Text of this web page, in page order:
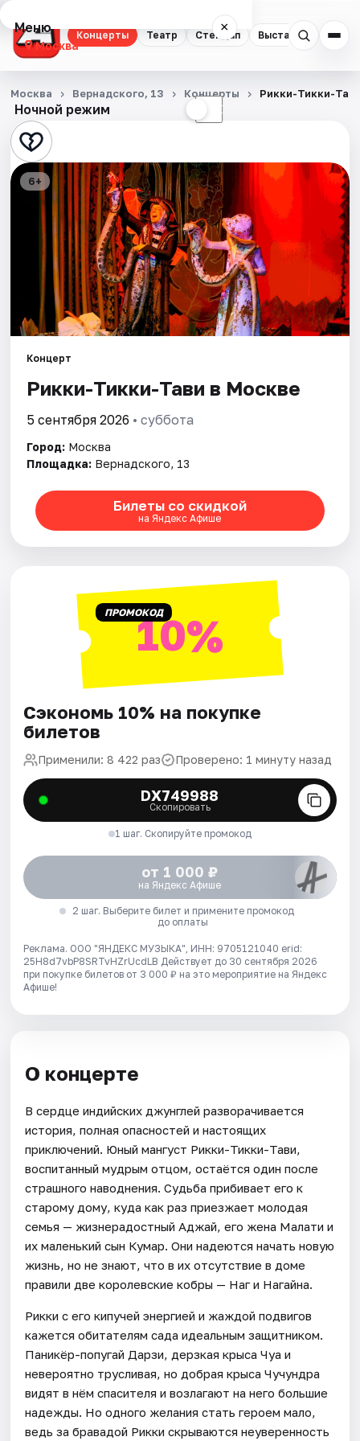
Концерты Театр Стендап Выставки
Меню ×
Москва
Концерты
Театр
Стендап
Выставки
Квесты
Экскурсии
Спорт
Артисты
Рейтинги
Ночной режим ☾
Москва Вернадского, 13 Концерты Рикки-Тикки-
6+
Концерт
Рикки-Тикки-Тави в Москве
5 сентября 2026 • суббота
Город: Москва
Площадка: Вернадского, 13
Билеты со скидкой
на Яндекс Афише
ПРОМОКОД10%
Сэкономь 10% на покупке
билетов
Применили: 8 422 раз Проверено: 1 минуту назад
DX749988
Скопировать
1 шаг. Скопируйте промокод
от 1 000 ₽
на Яндекс Афише
2 шаг. Выберите билет и примените промокод
до оплаты
Реклама. ООО "ЯНДЕКС МУЗЫКА", ИНН: 9705121040 erid:
25H8d7vbP8SRTvHZrUcdLB Действует до 30 сентября 2026
при покупке билетов от 3 000 ₽ на это мероприятие на Яндекс
Афише!
О концерте
В сердце индийских джунглей разворачивается
история, полная опасностей и настоящих
приключений. Юный мангуст Рикки-Тикки-Тави,
воспитанный мудрым отцом, остаётся один после
страшного наводнения. Судьба прибивает его к
старому дому, куда как раз приезжает молодая
семья — жизнерадостный Аджай, его жена Малати и
их маленький сын Кумар. Они надеются начать новую
жизнь, но не знают, что в их отсутствие в доме
правили две королевские кобры — Наг и Нагайна.
Рикки с его кипучей энергией и жаждой подвигов
кажется обитателям сада идеальным защитником.
Паникёр-попугай Дарзи, дерзкая крыса Чуа и
невероятно трусливая, но добрая крыса Чучундра
видят в нём спасителя и возлагают на него большие
надежды. Но одного желания стать героем мало,
ведь за бравадой Рикки скрываются неуверенность